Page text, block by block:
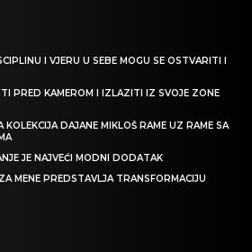
I VJERU U SEBE MOGU SE OSTVARITI I
PRED KAMEROM I IZLAZITI IZ SVOJE ZONE
DAJANE MIKLOŠ RAME UZ RAME SA
JE NAJVEĆI MODNI DODATAK
MENE PREDSTAVLJA TRANSFORMACIJU